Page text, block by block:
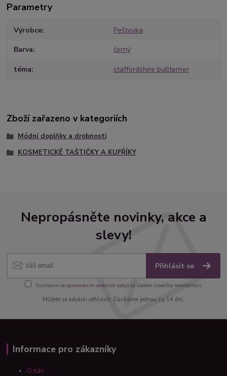
Parametry
Výrobce Peštovka
Barva černý
téma staffordshire bullterrier
Zboží zařazeno v kategoriích
Módní doplňky a drobnosti
KOSMETICKÉ TAŠTIČKY A KUFŘÍKY
Nepropásněte novinky, akce a
slevy!
Přihlásit se
Souhlasím se zpracováním osobních údajůza účelem rozesílky newsletteru.
Můžete se kdykoli odhlásit. Zasíláme jednou za 14 dní.
Informace pro zákazníky
O nás